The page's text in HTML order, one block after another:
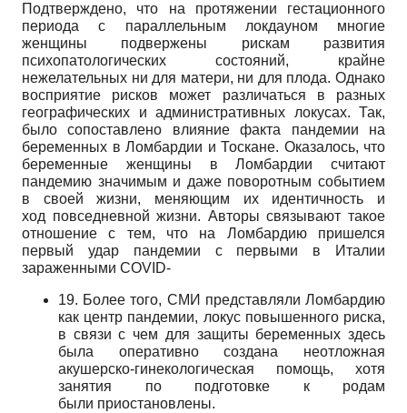
Подтверждено, что на протяжении гестационного
периода с параллельным локдауном многие
женщины подвержены рискам развития
психопатологических состояний, крайне
нежелательных ни для матери, ни для плода. Однако
восприятие рисков может различаться в разных
географических и административных локусах. Так,
было сопоставлено влияние факта пандемии на
беременных в Ломбардии и Тоскане. Оказалось, что
беременные женщины в Ломбардии считают
пандемию значимым и даже поворотным событием
в своей жизни, меняющим их идентичность и
ход повседневной жизни. Авторы связывают такое
отношение с тем, что на Ломбардию пришелся
первый удар пандемии с первыми в Италии
зараженными COVID-
19. Более того, СМИ представляли Ломбардию
как центр пандемии, локус повышенного риска,
в связи с чем для защиты беременных здесь
была оперативно создана неотложная
акушерско-гинекологическая помощь, хотя
занятия по подготовке к родам
были приостановлены.